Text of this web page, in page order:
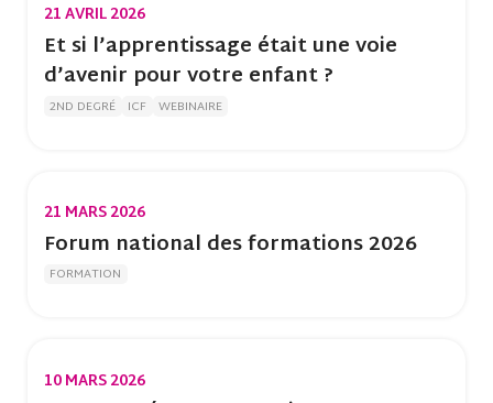
21 AVRIL 2026
Et si l’apprentissage était une voie
d’avenir pour votre enfant ?
2ND DEGRÉ ICF WEBINAIRE
21 MARS 2026
Forum national des formations 2026
FORMATION
10 MARS 2026